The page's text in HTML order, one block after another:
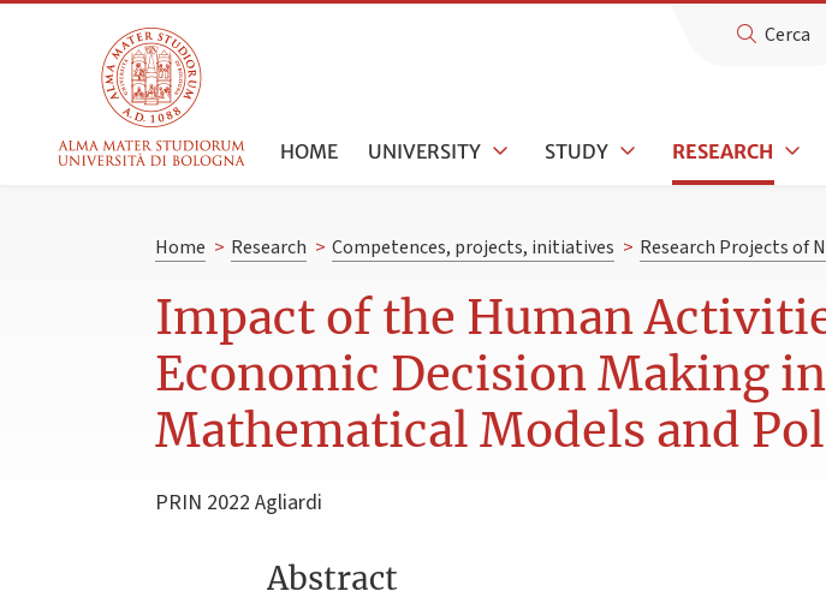
Cerca
HOME UNIVERSITY STUDY RESEARCH
Home > Research > Competences, projects, initiatives > Research Projects of
Impact of the Human
Economic Decision Making
Mathematical Models and
PRIN 2022 Agliardi
Abstract